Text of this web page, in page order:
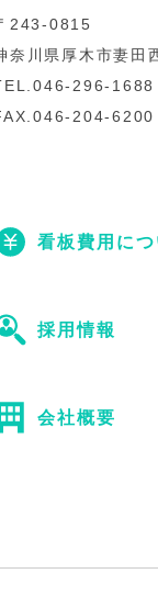
243-0815
奈川県厚木市妻田
296-1688
204-6200
看板費用につ
採用情報
会社概要